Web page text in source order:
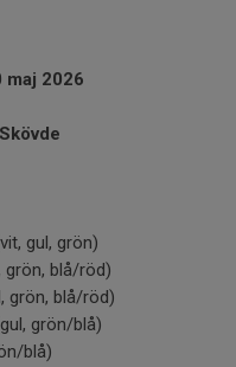
maj 2026
gul, grön)
grön, blå/röd)
grön, blå/röd)
grön/blå)
blå)